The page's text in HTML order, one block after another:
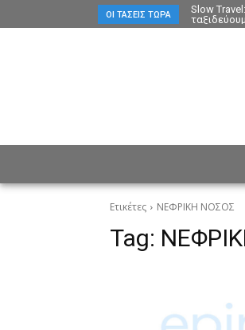
ΟΙ ΤΆΣΕΙΣ ΤΏΡΑ
Slow
Ετικέτες ΝΕΦΡΙΚΗ ΝΟΣΟΣ
Tag: